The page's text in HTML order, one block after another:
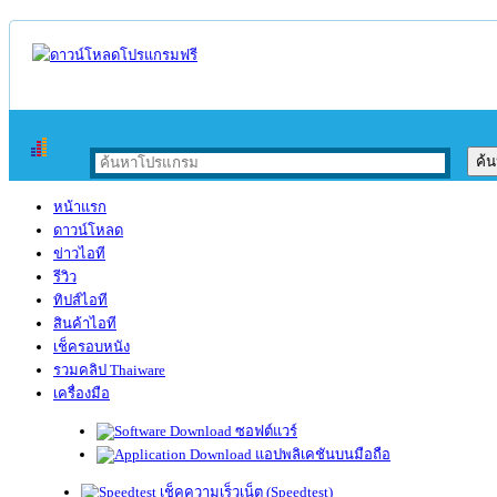
หน้าแรก
ดาวน์โหลด
ข่าวไอที
รีวิว
ทิปส์ไอที
สินค้าไอที
เช็ครอบหนัง
รวมคลิป Thaiware
เครื่องมือ
ซอฟต์แวร์
แอปพลิเคชันบนมือถือ
เช็คความเร็วเน็ต (Speedtest)